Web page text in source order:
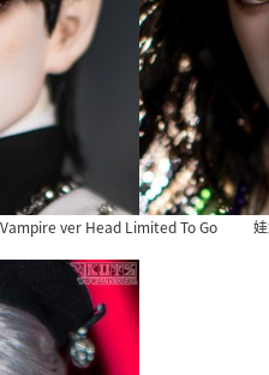
ver Head Limited To Go